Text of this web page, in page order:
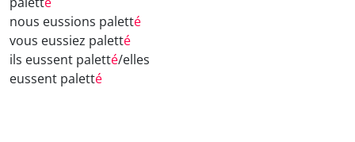
nous eussions paletté
vous eussiez paletté
ils eussent paletté/elles
eussent paletté